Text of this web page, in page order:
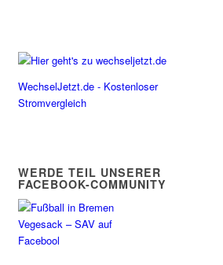
WechselJetzt.de - Kostenloser
Stromvergleich
WERDE TEIL UNSERER
FACEBOOK-COMMUNITY